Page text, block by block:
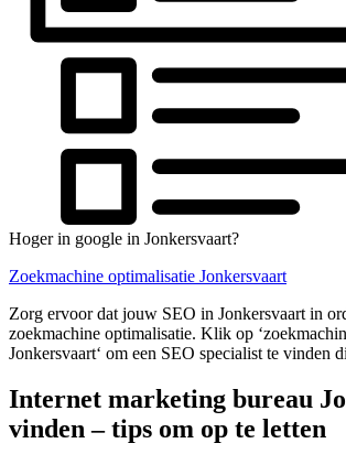
Hoger in google in Jonkersvaart?
Zoekmachine optimalisatie Jonkersvaart
Zorg ervoor dat jouw SEO in Jonkersvaart in
zoekmachine optimalisatie. Klik op
Jonkersvaart‘ om een SEO specialist te vinden
Internet marketing bureau
vinden – tips om op te letten